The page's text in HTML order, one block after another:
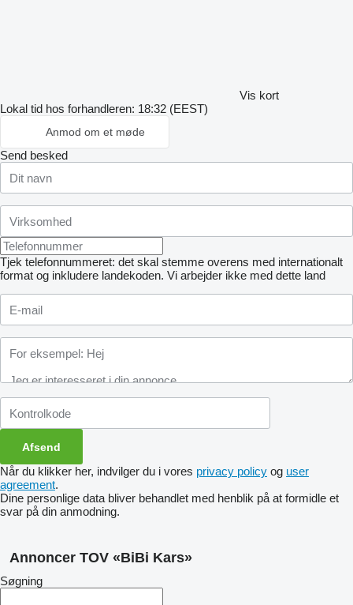
Vis kort
Lokal tid hos forhandleren: 18:32 (EEST)
Anmod om et møde
Send besked
Tjek telefonnummeret: det skal stemme overens med internationalt
format og inkludere landekoden. Vi arbejder ikke med dette land
Når du klikker her, indvilger du i vores privacy policy og user
agreement.
Dine personlige data bliver behandlet med henblik på at formidle et
svar på din anmodning.
Annoncer TOV «BiBi Kars»
Søgning